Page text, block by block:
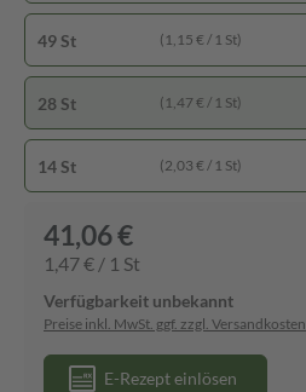
49 St (1,15 € / 1 St)
28 St (1,47 € / 1 St)
14 St (2,03 € / 1 St)
41,06 €
1,47 € / 1 St
Verfügbarkeit unbekannt
Preise inkl. MwSt. ggf. zzgl. Versandkosten
E-Rezept einlösen